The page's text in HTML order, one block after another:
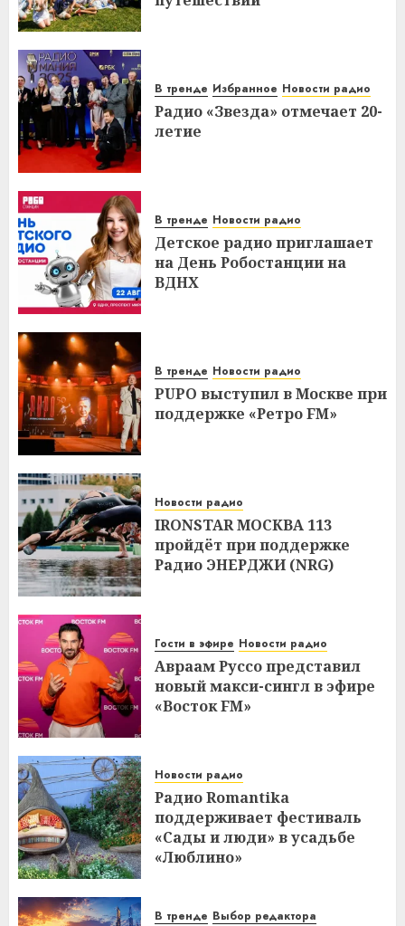
В тренде Избранное Новости радио
Радио «Звезда» отмечает 20-
летие
В тренде Новости радио
Детское радио приглашает
на День Робостанции на
ВДНХ
В тренде Новости радио
PUPO выступил в Москве при
поддержке «Ретро FM»
Новости радио
IRONSTAR МОСКВА 113
пройдёт при поддержке
Радио ЭНЕРДЖИ (NRG)
Гости в эфире Новости радио
Авраам Руссо представил
новый макси-сингл в эфире
«Восток FM»
Новости радио
Радио Romantika
поддерживает фестиваль
«Сады и люди» в усадьбе
«Люблино»
В тренде Выбор редактора